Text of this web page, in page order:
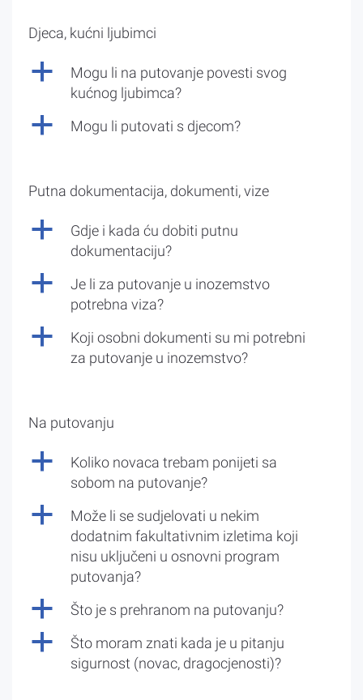
Djeca, kućni ljubimci
a
Mogu li na putovanje povesti svog
kućnog ljubimca?
a Mogu li putovati s djecom?
Putna dokumentacija, dokumenti, vize
a
Gdje i kada ću dobiti putnu
dokumentaciju?
a
Je li za putovanje u inozemstvo
potrebna viza?
a
Koji osobni dokumenti su mi potrebni
za putovanje u inozemstvo?
Na putovanju
a
Koliko novaca trebam ponijeti sa
sobom na putovanje?
a
Može li se sudjelovati u nekim
dodatnim fakultativnim izletima koji
nisu uključeni u osnovni program
putovanja?
a Što je s prehranom na putovanju?
a
Što moram znati kada je u pitanju
sigurnost (novac, dragocjenosti)?